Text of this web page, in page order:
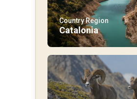
Country Region
Catalonia